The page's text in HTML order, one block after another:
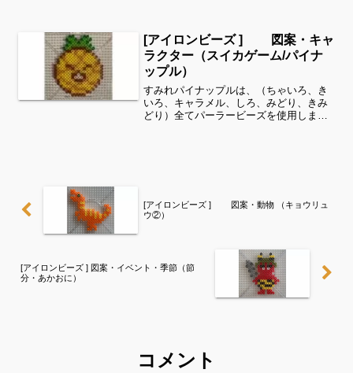
る程度の形を先に作ってあげて、「○色だ
け埋めてみてね」等少し...
[アイロンビーズ ] 図案・キャ
ラクター（スイカゲーム/パイナ
ップル）
すみれパイナップルは、（ちゃいろ、き
いろ、キャラメル、しろ、みどり、きみ
どり）全てパーラービーズを使用しまし
[アイロンビーズ ] 図案・動物 （キョウリュ
ウ②）
[アイロンビーズ ] 図案・イベント・季節（節
分・あかおに）
コメント